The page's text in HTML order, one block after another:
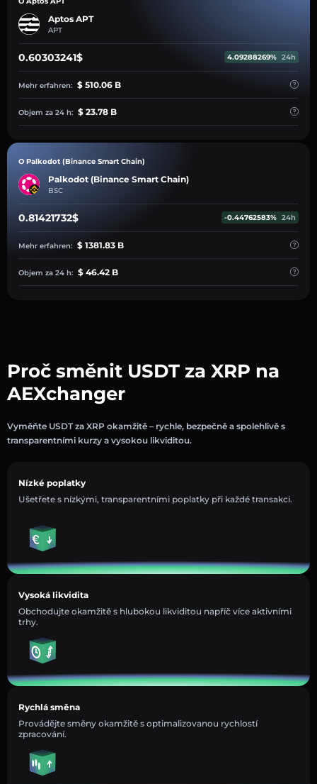
Aptos APT
APT
0.60303241$ 4.09288269% 24h
Mehr erfahren: $ 510.06 B
Objem za 24 h: $ 23.78 B
O Palkodot (Binance Smart Chain)
Palkodot (Binance Smart Chain)
BSC
0.81421732$ -0.44762583% 24h
Mehr erfahren: $ 1381.83 B
Objem za 24 h: $ 46.42 B
Proč směnit USDT za XRP na
AEXchanger
Vyměňte USDT za XRP okamžitě – rychle, bezpečně a spolehlivě s
transparentními kurzy a vysokou likviditou.
Nízké poplatky
Ušetřete s nízkými, transparentními poplatky při každé transakci.
Vysoká likvidita
Obchodujte okamžitě s hlubokou likviditou napříč více aktivními
trhy.
Rychlá směna
Provádějte směny okamžitě s optimalizovanou rychlostí
zpracování.